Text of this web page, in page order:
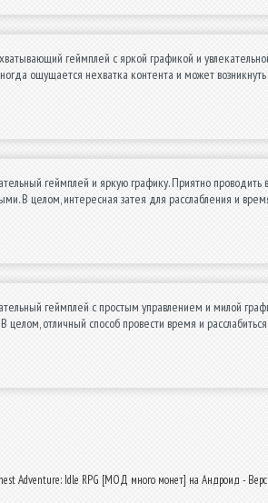
геймплей с яркой графикой и
ощущается нехватка контента и может
геймплей и яркую графику. Приятно
В целом, интересная затея для расслабления и
геймплей с простым управлением и милой
целом, отличный способ провести время и
Adventure: Idle RPG [МОД много монет] на Андроид -